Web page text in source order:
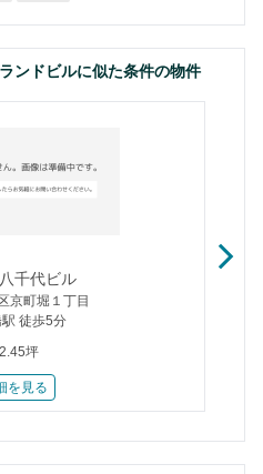
ンドビルに似た条件の物件
千代ビル
京町堀１丁目
徒歩5分
坪
を見る